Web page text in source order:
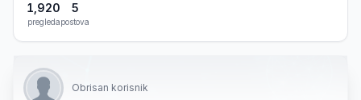
1,920
pregleda
5
postova
Obrisan korisnik